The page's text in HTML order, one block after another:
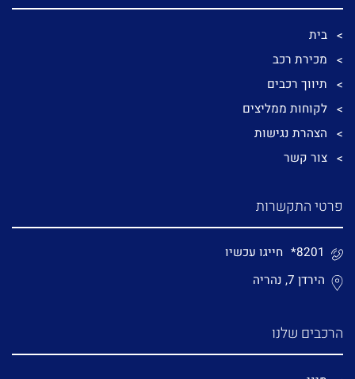
בית
מכירת רכב
תיווך רכבים
לקוחות ממליצים
הצהרת נגישות
צור קשר
הרכבים שלנו
פרטי התקשרות
*8201 חייגו עכשיו
הירדן 7, נהריה